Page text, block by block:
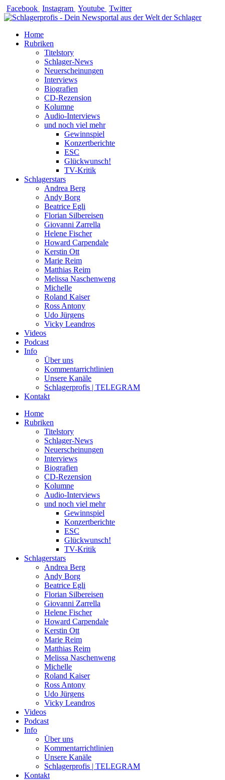
Zum
Inhalt
Facebook Instagram Youtube Twitter
Home
Rubriken
Titelstory
Schlager-News
Neuerscheinungen
Interviews
Biografien
CD-Rezension
Kolumne
Audio-Interviews
und noch viel mehr
Gewinnspiel
Konzertberichte
ESC
Glückwunsch!
TV-Kritik
Schlagerstars
Andrea Berg
Andy Borg
Beatrice Egli
Florian Silbereisen
Giovanni Zarrella
Helene Fischer
Howard Carpendale
Kerstin Ott
Marie Reim
Matthias Reim
Melissa Naschenweng
Michelle
Roland Kaiser
Ross Antony
Udo Jürgens
Vicky Leandros
Videos
Podcast
Info
Über uns
Kommentarrichtlinien
Unsere Kanäle
Schlagerprofis | TELEGRAM
Kontakt
Home
Rubriken
Titelstory
Schlager-News
Neuerscheinungen
Interviews
Biografien
CD-Rezension
Kolumne
Audio-Interviews
und noch viel mehr
Gewinnspiel
Konzertberichte
ESC
Glückwunsch!
TV-Kritik
Schlagerstars
Andrea Berg
Andy Borg
Beatrice Egli
Florian Silbereisen
Giovanni Zarrella
Helene Fischer
Howard Carpendale
Kerstin Ott
Marie Reim
Matthias Reim
Melissa Naschenweng
Michelle
Roland Kaiser
Ross Antony
Udo Jürgens
Vicky Leandros
Videos
Podcast
Info
Über uns
Kommentarrichtlinien
Unsere Kanäle
Schlagerprofis | TELEGRAM
Kontakt